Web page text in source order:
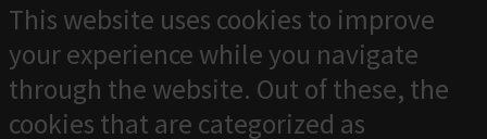
This website uses cookies to improve
your experience while you navigate
through the website. Out of these, the
cookies that are categorized as